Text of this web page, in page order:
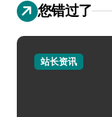
您错过了
站长资讯